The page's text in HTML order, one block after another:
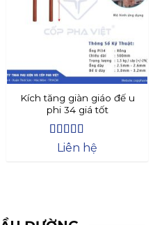
Kích tăng giàn giáo đế u
phi 34 giá tốt
Được xếp
5
Liên hệ